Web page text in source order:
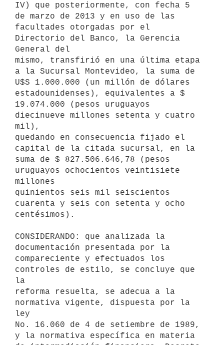
IV) que posteriormente, con fecha 5
de marzo de 2013 y en uso de las
facultades otorgadas por el
Directorio del Banco, la Gerencia
General del
mismo, transfirió en una última etapa
a la Sucursal Montevideo, la suma de
U$S 1.000.000 (un millón de dólares
estadounidenses), equivalentes a $
19.074.000 (pesos uruguayos
diecinueve millones setenta y cuatro
mil),
quedando en consecuencia fijado el
capital de la citada sucursal, en la
suma de $ 827.506.646,78 (pesos
uruguayos ochocientos veintisiete
millones
quinientos seis mil seiscientos
cuarenta y seis con setenta y ocho
centésimos).
CONSIDERANDO: que analizada la
documentación presentada por la
compareciente y efectuados los
controles de estilo, se concluye que
la
reforma resuelta, se adecua a la
normativa vigente, dispuesta por la
ley
No. 16.060 de 4 de setiembre de 1989,
y la normativa específica en materia